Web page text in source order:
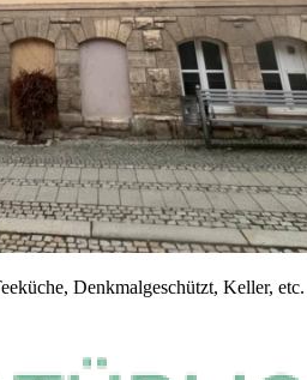
Denkmalgeschützt, Keller, etc.